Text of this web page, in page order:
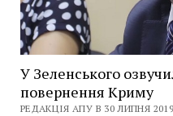
У Зеленського
повернення Криму
РЕДАКЦІЯ АПУ В 30 ЛИПНЯ 2019